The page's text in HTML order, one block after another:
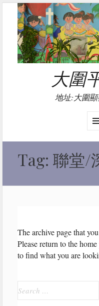
content
大圍
地址:大圍
Tag: 聯堂/
The archive page that
Please return to the
to find what you are
Search